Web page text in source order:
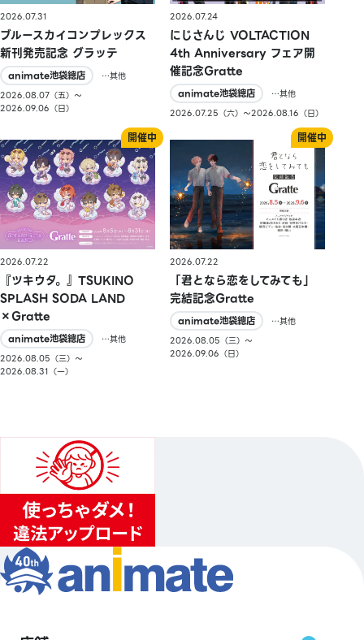
2026.07.31
ブルースカイコンプレックス
新刊発売記念 グラッテ
animate池袋總店
…其他
2026.08.07（五）〜
2026.09.06（日）
2026.07.24
にじさんじ VOLTACTION
4th Anniversary フェア開
催記念Gratte
animate池袋總店
…其他
2026.07.25（六）〜2026.08.16（日）
2026.07.22
『ツキウタ。』TSUKINO
SPLASH SODA LAND
×Gratte
animate池袋總店
…其他
2026.08.05（三）〜
2026.08.31（一）
2026.07.22
「君となら恋をしてみても」
完結記念Gratte
animate池袋總店
…其他
2026.08.05（三）〜
2026.09.06（日）